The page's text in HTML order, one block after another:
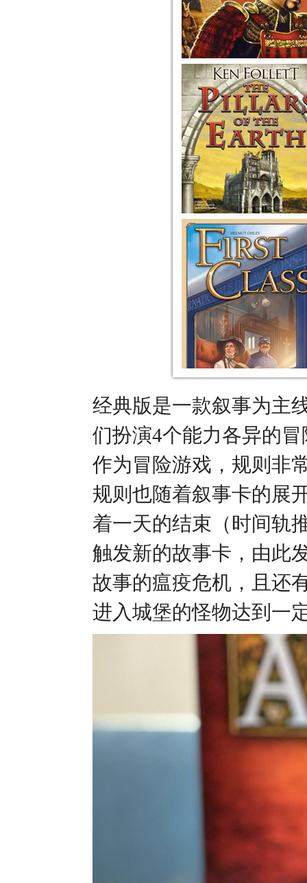
经典版是一款叙事为主
们扮演4个能力各异的
作为冒险游戏，规则非
规则也随着叙事卡的展
着一天的结束（时间轨
触发新的故事卡，由此
故事的瘟疫危机，且还
进入城堡的怪物达到一